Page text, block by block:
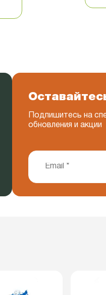
Подпишитесь на
обновления и акции